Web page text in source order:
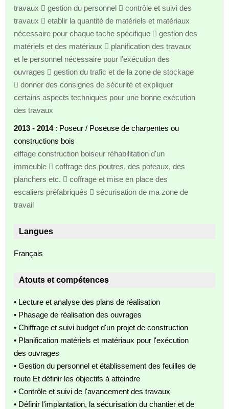
travaux  gestion du personnel  contrôle et suivi des
travaux  etablir la quantité de matériels et matériaux
nécessaire pour chaque tache spécifique  gestion des
matériels et des matériaux  planification des travaux
et le personnel nécessaire pour l'exécution des
ouvrages  gestion du trafic et de la zone de stockage
 donner des consignes de sécurité et expliquer
certains aspects techniques pour une bonne exécution
des travaux
2013 - 2014: Poseur / Poseuse de charpentes ou
constructions bois
eiffage construction boiseur réhabilitation d'un
immeuble  coffrage des poutres, des poteaux, des
planchers etc.  coffrage et mise en place des
escaliers préfabriqués  sécurisation de ma zone de
travail
Langues
Français
Atouts et compétences
• Lecture et analyse des plans de réalisation
• Phasage de réalisation des ouvrages
• Chiffrage et suivi budget d'un projet de construction
• Planification matériels et matériaux pour l'exécution
des ouvrages
• Gestion du personnel et établissement des feuilles de
route Et définir les objectifs à atteindre
• Contrôle et suivi de l'avancement des travaux
• Définir l'implantation, la sécurisation du chantier et de